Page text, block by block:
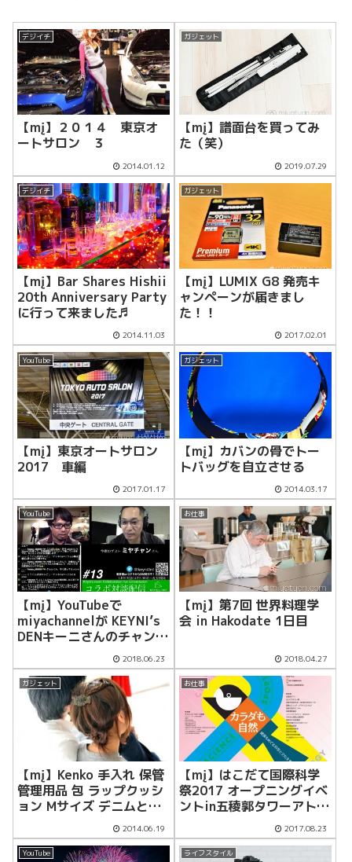
デジイチ
【mį】２０１４ 東京オ
ートサロン ３
2014.01.12
ガジェット
【mį】譜面台を買ってみ
た（笑）
2019.07.29
デジイチ
【mį】Bar Shares Hishii
20th Anniversary Party
に行って来ました♬
2014.11.03
ガジェット
【mį】LUMIX G8 発売キ
ャンペーンが届きまし
た！！
2017.02.01
YouTube
【mį】東京オートサロン
2017 車編
2017.01.17
ガジェット
【mį】カバンの骨でトー
トバッグを自立させる
2014.03.17
YouTube
【mį】YouTubeで
miyachannelが KEYNI’s
DENキーニさんのチャンネ
ルで初のコラボ＆ライブ
2018.06.23
お仕事
【mį】第7回 世界料理学
会 in Hakodate 1日目
2018.04.27
ガジェット
【mį】Kenko 手入れ 保管
管理用品 包 ラップクッシ
ョン Mサイズ デニムと
HAKUBA 2ウェイレベラー
KPA-02 レビュー
2014.06.19
お仕事
【mį】はこだて国際科学
祭2017 オープニングイベ
ントin五稜郭タワーアトリ
2017.08.23
YouTube ライフスタイル